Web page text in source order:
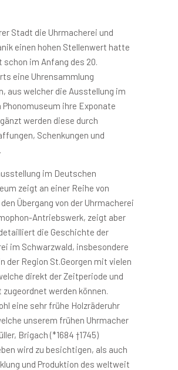
Stadt die Uhrmacherei und
einen hohen Stellenwert hatte
schon im Anfang des 20.
eine Uhrensammlung
aus welcher die Ausstellung im
Phonomuseum ihre Exponate
werden diese durch
Schenkungen und
im Deutschen
zeigt an einer Reihe von
Übergang von der Uhrmacherei
Antriebswerk, zeigt aber
die Geschichte der
im Schwarzwald, insbesondere
der Region St.Georgen mit vielen
direkt der Zeitperiode und
zugeordnet werden können.
eine sehr frühe Holzräderuhr
unserem frühen Uhrmacher
Brigach (*1684 †1745)
wird zu besichtigen, als auch
und Produktion des weltweit